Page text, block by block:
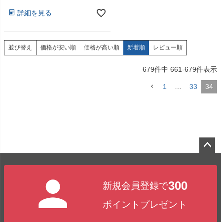
詳細を見る
並び替え 価格が安い順 価格が高い順 新着順 レビュー順
679件中 661-679件表示
1 33 34
新規会員登録で300
ポイントプレゼント